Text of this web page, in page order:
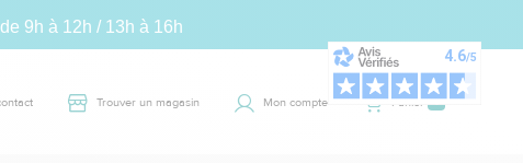
9h à 12h / 13h à 16h
Trouver un magasin Mon compte Panier 0